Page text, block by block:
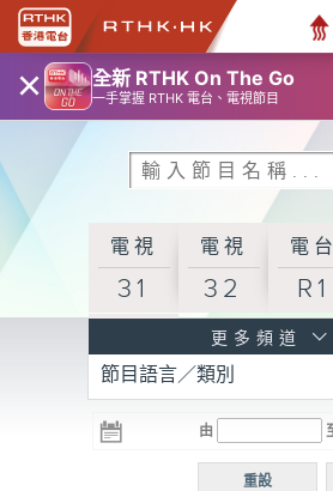
× 全新 RTHK On The Go
一手掌握 RTHK 電台、電視節目
電視
31
電視
32
電台
R1
R3
電台 電台
R5
電
普通
更多頻道
節目語言／類別
由
重設